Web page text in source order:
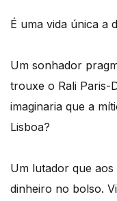
É uma vida única a
Um sonhador
trouxe o Rali Paris-
imaginaria que a
Lisboa?
Um lutador que
dinheiro no bolso.